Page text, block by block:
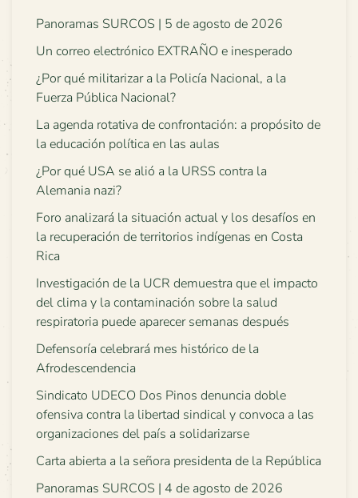
Panoramas SURCOS | 5 de agosto de 2026
Un correo electrónico EXTRAÑO e inesperado
¿Por qué militarizar a la Policía Nacional, a la
Fuerza Pública Nacional?
La agenda rotativa de confrontación: a propósito de
la educación política en las aulas
¿Por qué USA se alió a la URSS contra la
Alemania nazi?
Foro analizará la situación actual y los desafíos en
la recuperación de territorios indígenas en Costa
Rica
Investigación de la UCR demuestra que el impacto
del clima y la contaminación sobre la salud
respiratoria puede aparecer semanas después
Defensoría celebrará mes histórico de la
Afrodescendencia
Sindicato UDECO Dos Pinos denuncia doble
ofensiva contra la libertad sindical y convoca a las
organizaciones del país a solidarizarse
Carta abierta a la señora presidenta de la República
Panoramas SURCOS | 4 de agosto de 2026